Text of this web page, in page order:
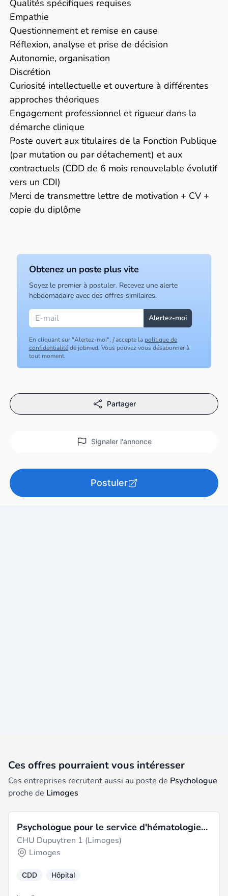
Qualités spécifiques requises
Empathie
Questionnement et remise en cause
Réflexion, analyse et prise de décision
Autonomie, organisation
Discrétion
Curiosité intellectuelle et ouverture à différentes
approches théoriques
Engagement professionnel et rigueur dans la
démarche clinique
Poste ouvert aux titulaires de la Fonction Publique
(par mutation ou par détachement) et aux
contractuels (CDD de 6 mois renouvelable évolutif
vers un CDI)
Merci de transmettre lettre de motivation + CV +
Obtenez un poste plus vite
Soyez le premier à postuler. Recevez une alerte
hebdomadaire avec des offres similaires.
En cliquant sur "Alertez-moi", j'accepte la politique de
confidentialitéde jobmed. Vous pouvez vous désabonner à
tout moment.
Partager
Signaler l'annonce
Postuler
Ces offres pourraient vous intéresser
Ces entreprises recrutent aussi au poste de Psychologue
proche de Limoges
Psychologue pour le service d'hématologie
clinique et thérapie cellulaire à 50%
CHU Dupuytren 1 (Limoges)
Limoges
CDD Hôpital